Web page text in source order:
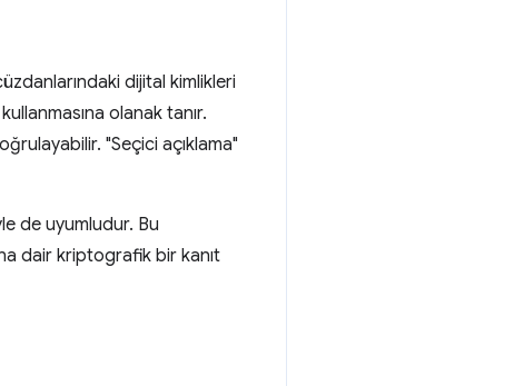
dijital kimlikleri
olanak tanır.
"Seçici açıklama"
de uyumludur. Bu
dair kriptografik bir kanıt